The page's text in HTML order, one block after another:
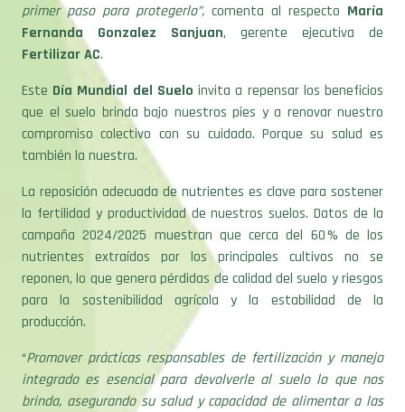
primer paso para protegerlo”, comenta al respecto María
Fernanda Gonzalez Sanjuan, gerente ejecutiva de
Fertilizar AC.
Este Día Mundial del Suelo invita a repensar los beneficios
que el suelo brinda bajo nuestros pies y a renovar nuestro
compromiso colectivo con su cuidado. Porque su salud es
también la nuestra.
La reposición adecuada de nutrientes es clave para sostener
la fertilidad y productividad de nuestros suelos. Datos de la
campaña 2024/2025 muestran que cerca del 60 % de los
nutrientes extraídos por los principales cultivos no se
reponen, lo que genera pérdidas de calidad del suelo y riesgos
para la sostenibilidad agrícola y la estabilidad de la
producción.
“Promover prácticas responsables de fertilización y manejo
integrado es esencial para devolverle al suelo lo que nos
brinda, asegurando su salud y capacidad de alimentar a las